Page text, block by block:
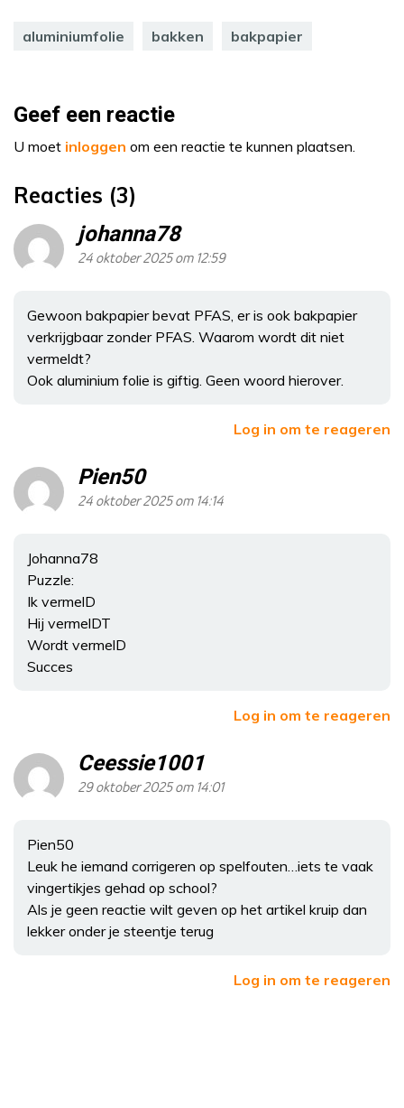
aluminiumfolie bakken bakpapier
Geef een reactie
U moet inloggen om een reactie te kunnen plaatsen.
Reacties (3)
johanna78
24 oktober 2025 om 12:59
Gewoon bakpapier bevat PFAS, er is ook bakpapier
verkrijgbaar zonder PFAS. Waarom wordt dit niet
vermeldt?
Ook aluminium folie is giftig. Geen woord hierover.
Log in om te reageren
Pien50
24 oktober 2025 om 14:14
Johanna78
Puzzle:
Ik vermelD
Hij vermelDT
Wordt vermelD
Succes
Log in om te reageren
Ceessie1001
29 oktober 2025 om 14:01
Pien50
Leuk he iemand corrigeren op spelfouten…iets te vaak
vingertikjes gehad op school?
Als je geen reactie wilt geven op het artikel kruip dan
lekker onder je steentje terug
Log in om te reageren